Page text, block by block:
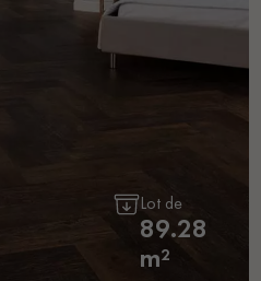
Lot de
89.28
m²